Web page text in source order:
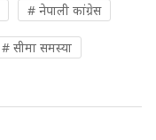
# नेपाली कांग्रेस
# सीमा समस्या